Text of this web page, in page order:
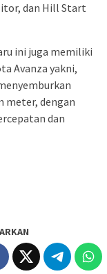
dan Hill Start
ini juga memiliki
Avanza yakni,
meter, dengan
dan